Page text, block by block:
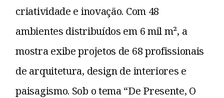
criatividade e inovação. Com 48
ambientes distribuídos em 6 mil m², a
mostra exibe projetos de 68 profissionais
de arquitetura, design de interiores e
paisagismo. Sob o tema “De Presente, O